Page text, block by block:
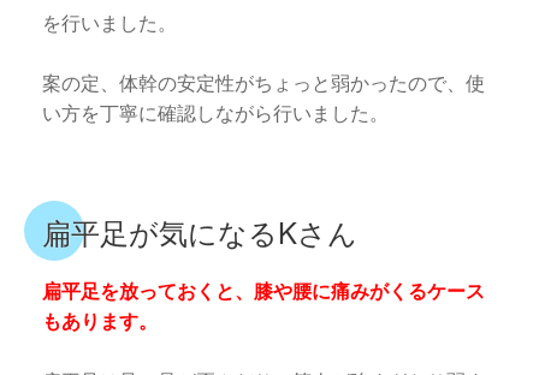
を行いました。
案の定、体幹の安定性がちょっと弱かったので、使
い方を丁寧に確認しながら行いました。
扁平足が気になるKさん
扁平足を放っておくと、膝や腰に痛みがくるケース
もあります。